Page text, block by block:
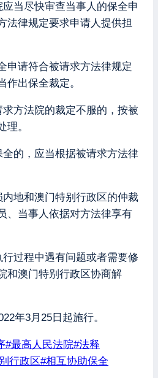
当尽快审查当事人的保全申
法律规定要求申请人提供担
申请符合被请求方法律规定
作出保全裁定。
方法院的裁定不服的，按被
理。
的，应当根据被请求方法律
地和澳门特别行政区的仲裁
、当事人依据对方法律享有
过程中遇有问题或者需要修
和澳门特别行政区协商解
年3月25日起施行。
#最高人民法院#法释
行政区#相互协助保全